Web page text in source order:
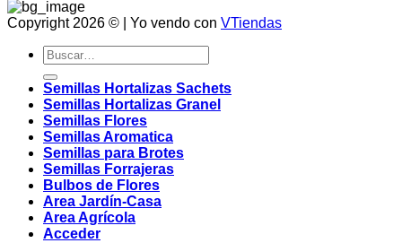
Copyright 2026 © | Yo vendo con VTiendas
Buscar
por:
Semillas Hortalizas Sachets
Semillas Hortalizas Granel
Semillas Flores
Semillas Aromatica
Semillas para Brotes
Semillas Forrajeras
Bulbos de Flores
Area Jardín-Casa
Area Agrícola
Acceder